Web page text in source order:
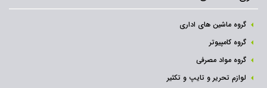
گروه ماشین های اداری
گروه کامپیوتر
گروه مواد مصرفی
لوازم تحریر و تایپ و تکثیر